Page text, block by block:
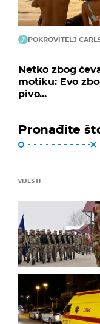
POKROVITELJ
Netko zbog
motiku: Evo
pivo...
Pronađite
VIJESTI